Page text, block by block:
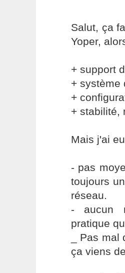
Salut, ça
Yoper,
+ support
+ système
+
+ stabilité,
Mais j'ai
- pas
toujours
réseau.
- aucun
pratique
_ Pas
ça viens